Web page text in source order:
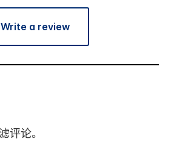
Write a review